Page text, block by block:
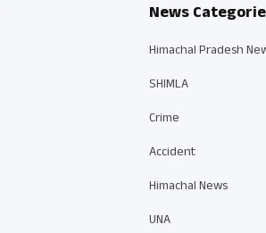
News
Himachal Pradesh
SHIMLA
Crime
Accident
Himachal News
UNA